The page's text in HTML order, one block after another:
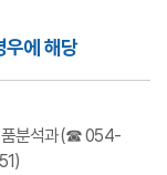
우에 해당
품분석과(☎ 054-